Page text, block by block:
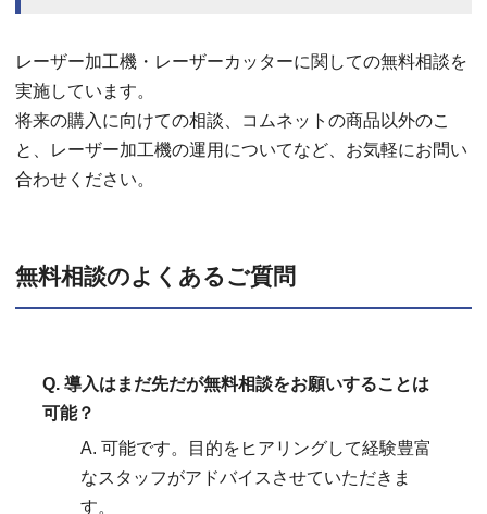
レーザー加工機・レーザーカッターに関しての無料相談を
実施しています。
将来の購入に向けての相談、コムネットの商品以外のこ
と、レーザー加工機の運用についてなど、お気軽にお問い
合わせください。
無料相談のよくあるご質問
Q. 導入はまだ先だが無料相談をお願いすることは
可能？
A. 可能です。目的をヒアリングして経験豊富
なスタッフがアドバイスさせていただきま
す。